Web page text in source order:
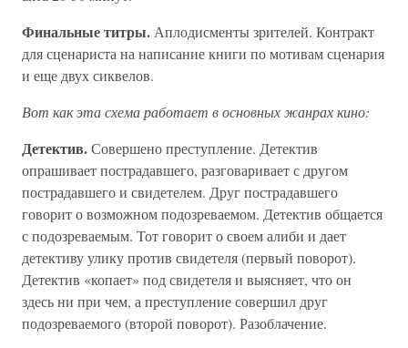
Финальные титры. Аплодисменты зрителей. Контракт
для сценариста на написание книги по мотивам сценария
и еще двух сиквелов.
Вот как эта схема работает в основных жанрах кино:
Детектив.Совершено преступление. Детектив
опрашивает пострадавшего, разговаривает с другом
пострадавшего и свидетелем. Друг пострадавшего
говорит о возможном подозреваемом. Детектив общается
с подозреваемым. Тот говорит о своем алиби и дает
детективу улику против свидетеля (первый поворот).
Детектив «копает» под свидетеля и выясняет, что он
здесь ни при чем, а преступление совершил друг
подозреваемого (второй поворот). Разоблачение.